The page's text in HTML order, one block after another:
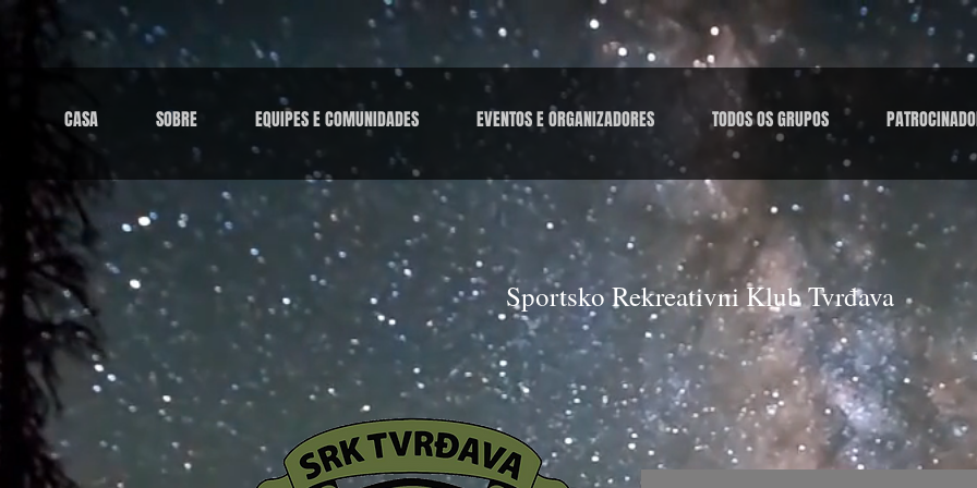
CASA SOBRE EQUIPES E COMUNIDADES EVENTOS E ORGANIZADORES TODOS OS GRUPOS
Sportsko Rekreativni Klub Tvrđava